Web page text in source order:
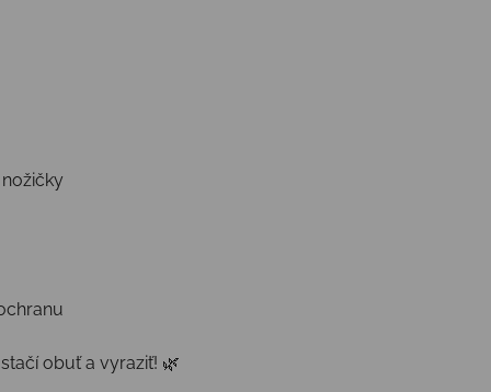
obuť a vyraziť! 🌿